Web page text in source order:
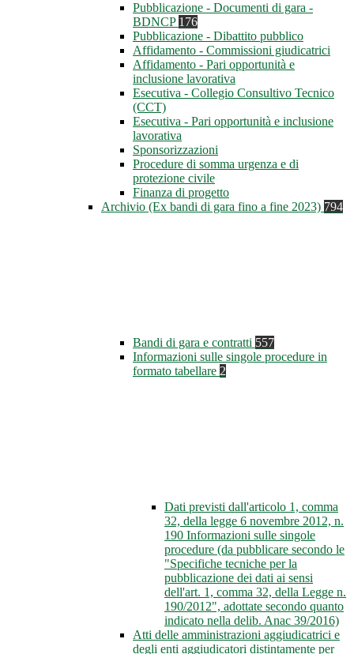
Pubblicazione - Documenti di gara -
BDNCP 176
Pubblicazione - Dibattito pubblico
Affidamento - Commissioni giudicatrici
Affidamento - Pari opportunità e
inclusione lavorativa
Esecutiva - Collegio Consultivo Tecnico
(CCT)
Esecutiva - Pari opportunità e inclusione
lavorativa
Sponsorizzazioni
Procedure di somma urgenza e di
protezione civile
Finanza di progetto
Archivio (Ex bandi di gara fino a fine 2023) 794
Bandi di gara e contratti 557
Informazioni sulle singole procedure in
formato tabellare 2
Dati previsti dall'articolo 1, comma
32, della legge 6 novembre 2012, n.
190 Informazioni sulle singole
procedure (da pubblicare secondo le
"Specifiche tecniche per la
pubblicazione dei dati ai sensi
dell'art. 1, comma 32, della Legge n.
190/2012", adottate secondo quanto
indicato nella delib. Anac 39/2016)
Atti delle amministrazioni aggiudicatrici e
degli enti aggiudicatori distintamente per